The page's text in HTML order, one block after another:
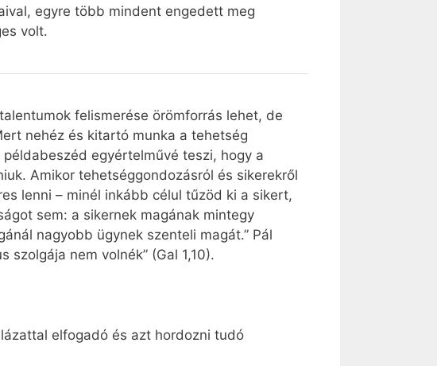
egyre több mindent engedett meg
volt.
felismerése örömforrás lehet, de
nehéz és kitartó munka a tehetség
egyértelművé teszi, hogy a
Amikor tehetséggondozásról és sikerekről
lenni – minél inkább célul tűzöd ki a sikert,
sem: a sikernek magának mintegy
nagyobb ügynek szenteli magát.” Pál
nem volnék” (Gal 1,10).
elfogadó és azt hordozni tudó